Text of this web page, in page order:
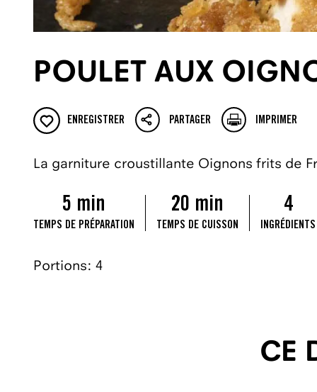
POULET AUX
ENREGISTRER PARTAGER IMPRIMER
La garniture croustillante Oignons frits de
5 min
TEMPS DE PRÉPARATION
20 min
TEMPS DE CUISSON
4
INGRÉDIENTS
Portions: 4
CE